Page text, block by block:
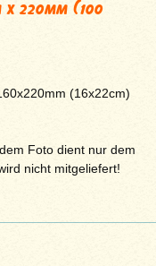
220mm (100
(16x22cm)
Foto dient nur dem
nicht mitgeliefert!